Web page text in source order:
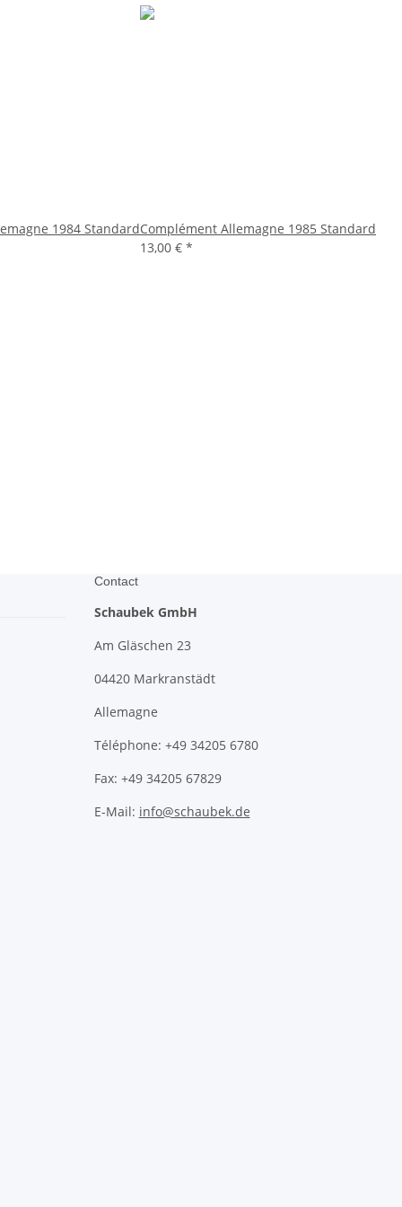
1984 StandardComplément Allemagne 1985 Standard
13,00 € *
Contact
Schaubek GmbH
Am Gläschen 23
04420 Markranstädt
Allemagne
Téléphone: +49 34205 6780
Fax: +49 34205 67829
E-Mail: info@schaubek.de